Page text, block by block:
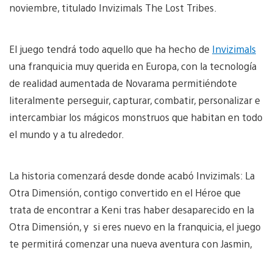
noviembre, titulado Invizimals The Lost Tribes.
El juego tendrá todo aquello que ha hecho de Invizimals
una franquicia muy querida en Europa, con la tecnología
de realidad aumentada de Novarama permitiéndote
literalmente perseguir, capturar, combatir, personalizar e
intercambiar los mágicos monstruos que habitan en todo
el mundo y a tu alrededor.
La historia comenzará desde donde acabó Invizimals: La
Otra Dimensión, contigo convertido en el Héroe que
trata de encontrar a Keni tras haber desaparecido en la
Otra Dimensión, y si eres nuevo en la franquicia, el juego
te permitirá comenzar una nueva aventura con Jasmin,